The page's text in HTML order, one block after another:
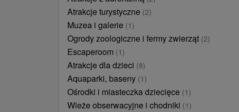
Atrakcje turystyczne (2)
Muzea i galerie (1)
Ogrody zoologiczne i fermy zwierząt (2)
Escaperoom (1)
Atrakcje dla dzieci (8)
Aquaparki, baseny (1)
Ośrodki i miasteczka dziecięce (1)
Wieże obserwacyjne i chodniki (1)